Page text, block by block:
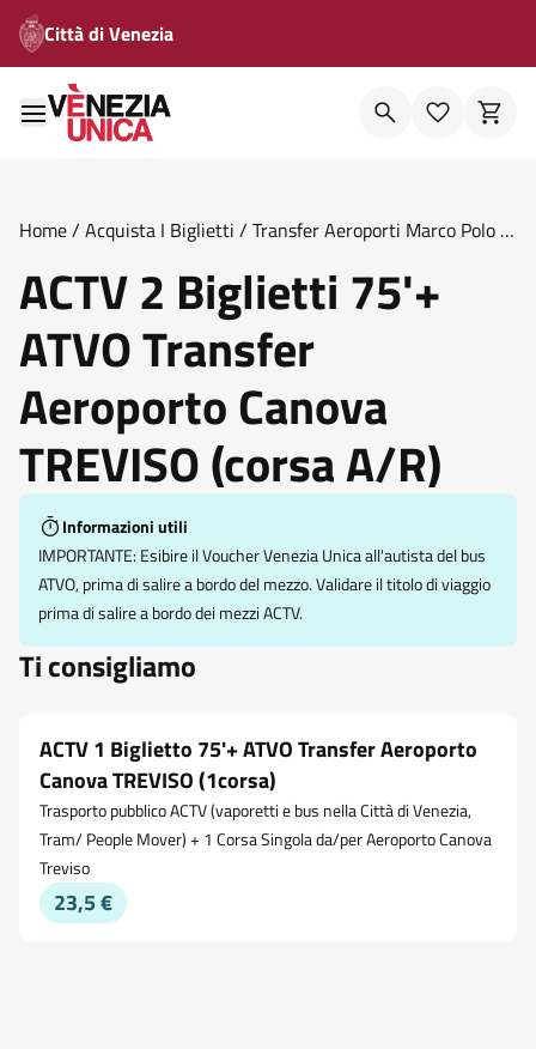
Città di Venezia
Home/ Acquista I Biglietti / Transfer Aeroporti Marco Polo E
Canova Treviso Corsa A R
ACTV 2 Biglietti 75'+
ATVO Transfer
Aeroporto Canova
TREVISO (corsa A/R)
Informazioni utili
IMPORTANTE: Esibire il Voucher Venezia Unica all'autista del bus
ATVO, prima di salire a bordo del mezzo. Validare il titolo di viaggio
prima di salire a bordo dei mezzi ACTV.
Ti consigliamo
ACTV 1 Biglietto 75'+ ATVO Transfer Aeroporto
Canova TREVISO (1corsa)
Trasporto pubblico ACTV (vaporetti e bus nella Città di Venezia,
Tram/ People Mover) + 1 Corsa Singola da/per Aeroporto Canova
Treviso
23,5 €